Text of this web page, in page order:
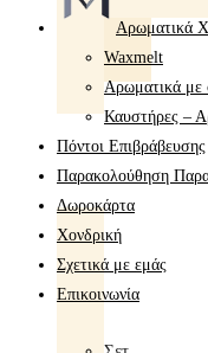
Αρωματικά
Waxmelt
Αρωματικά με
Καυστήρες –
Πόντοι Επιβράβευσης
Παρακολούθηση
Δωροκάρτα
Χονδρική
Σχετικά με εμάς
Επικοινωνία